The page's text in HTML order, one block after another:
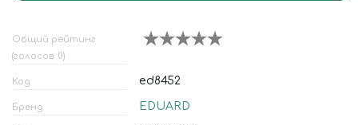
Общий рейтинг
(голосов: 0)
Код ed8452
Бренд EDUARD